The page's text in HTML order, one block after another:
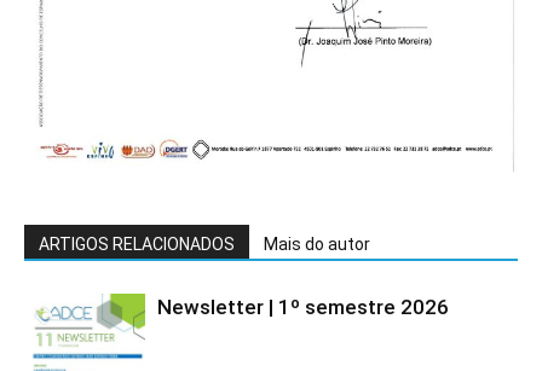
ARTIGOS RELACIONADOS Mais do autor
Newsletter | 1º semestre 2026